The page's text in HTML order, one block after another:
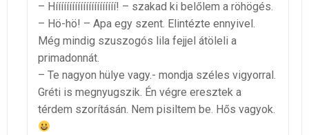
– Híííííííííííííííííííííí! – szakad ki belőlem a röhögés.
– Hö-hö! – Apa egy szent. Elintézte ennyivel.
Még mindig szuszogós lila fejjel átöleli a
primadonnát.
– Te nagyon hülye vagy.- mondja széles vigyorral.
Gréti is megnyugszik. Én végre eresztek a
térdem szorításán. Nem pisiltem be. Hős vagyok.